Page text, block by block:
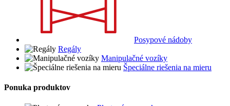
Posypové nádoby
Regály
Manipulačné vozíky
Špeciálne riešenia na mieru
Ponuka produktov